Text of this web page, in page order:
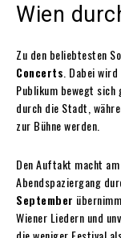
Wien
Zu den beliebtesten
Concerts . Dabei
Publikum bewegt sich
durch die Stadt,
zur Bühne werden.
Den Auftakt macht am
Abendspaziergang
September
Wiener Liedern und